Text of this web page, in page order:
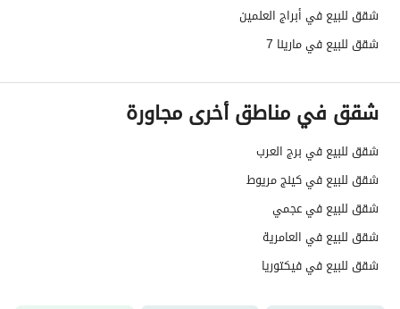
شقق للبيع في أبراج العلمين
شقق للبيع في مارينا 7
شقق في مناطق أخرى مجاورة
شقق للبيع في برج العرب
شقق للبيع في كينج مريوط
شقق للبيع في عجمي
شقق للبيع في العامرية
شقق للبيع في فيكتوريا